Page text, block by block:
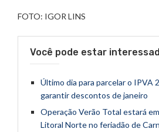
FOTO: IGOR LINS
Você pode estar
Último dia para parcelar o IPVA
garantir descontos de janeiro
Operação Verão Total estará
Litoral Norte no feriadão de